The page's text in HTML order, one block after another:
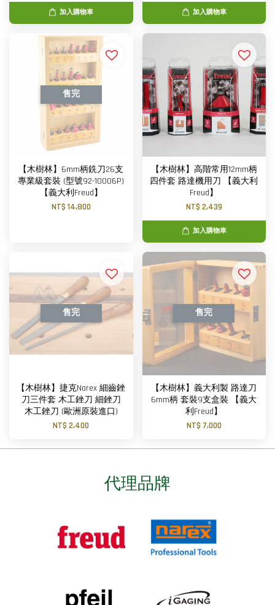
加入購物車 加入購物車
售完
【木樹林】6mm柄銑刀26支
專業級套裝 (型號92-10006P)
【義大利Freud】
NT$ 14,800
【木樹林】高階常用12mm柄
四件套 路達機用刀 【義大利
Freud】
NT$ 2,439
加入購物車
售完
【木樹林】捷克Narex 細齒銼
刀三件套 木工銼刀 細銼刀
木工銼刀 (歐洲原裝進口)
NT$ 2,400
售完
【木樹林】義大利製 路達刀
6mm柄 套裝9支盒裝 【義大
利Freud】
NT$ 7,000
代理品牌